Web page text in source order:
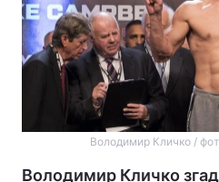
Володимир Кличко /
Володимир Кличко